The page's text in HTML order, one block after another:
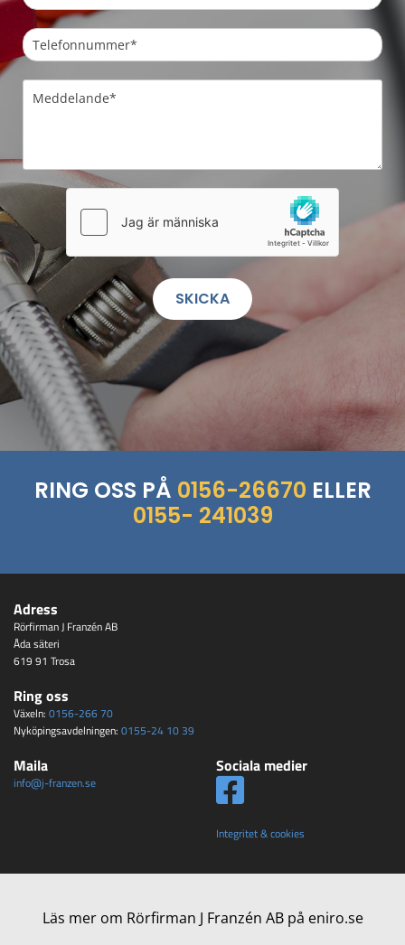
RING OSS PÅ 0156-26670 ELLER
0155- 241039
Adress
Rörfirman J Franzén AB
Åda säteri
619 91 Trosa
Ring oss
Växeln: 0156-266 70
Nyköpingsavdelningen: 0155-24 10 39
Maila
info@j-franzen.se
Sociala medier

Integritet & cookies
Läs mer om Rörfirman J Franzén AB på eniro.se